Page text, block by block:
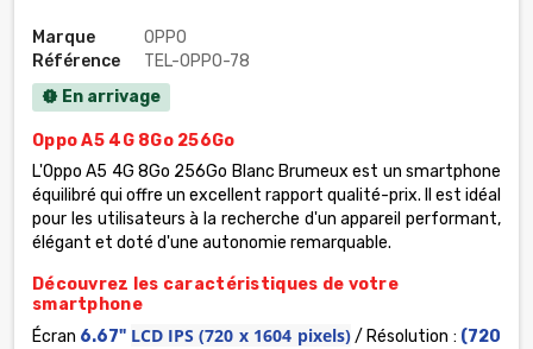
Marque
OPPO
Référence
TEL-OPPO-78
new_releases En arrivage
Oppo A5 4G 8Go 256Go
L'Oppo A5 4G 8Go 256Go Blanc Brumeux est un smartphone
équilibré qui offre un excellent rapport qualité-prix. Il est idéal
pour les utilisateurs à la recherche d'un appareil performant,
élégant et doté d'une autonomie remarquable.
Découvrez les caractéristiques de votre
smartphone
Écran 6.67" LCD IPS(720 x 1604 pixels) / Résolution : (720